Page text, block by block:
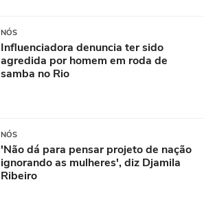
NÓS
Influenciadora denuncia ter sido
agredida por homem em roda de
samba no Rio
NÓS
'Não dá para pensar projeto de nação
ignorando as mulheres', diz Djamila
Ribeiro